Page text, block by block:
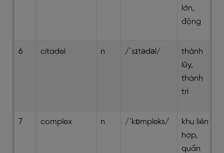
lớn,
động
6 citadel n /ˈsɪtədəl/
thành
lũy,
thành
trì
7 complex n /ˈkɒmpleks/
khu liên
hợp,
quần